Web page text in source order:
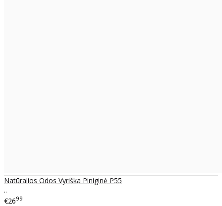
Natūralios Odos Vyriška Piniginė P55
..
€2699